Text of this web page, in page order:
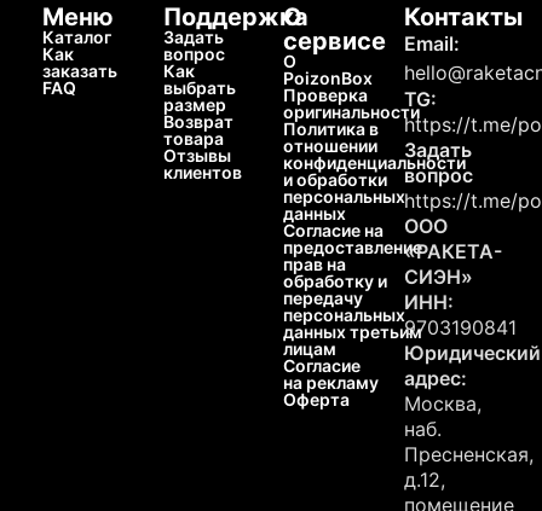
Меню
Каталог
Как
заказать
FAQ
Поддержка
Задать
вопрос
Как
выбрать
размер
Возврат
товара
Отзывы
клиентов
О
сервисе
О
PoizonBox
Проверка
оригинальности
Политика в
отношении
конфиденциальности
и обработки
персональных
данных
Согласие на
предоставление
прав на
обработку и
передачу
персональных
данных третьим
лицам
Согласие
на рекламу
Оферта
Контакты
Email:
TG:
https://t.me/
Задать
вопрос
https://t.me/
ООО
«РАКЕТА-
СИЭН»
ИНН:
9703190841
Юридический
адрес:
Москва,
наб.
Пресненская,
д.12,
помещение